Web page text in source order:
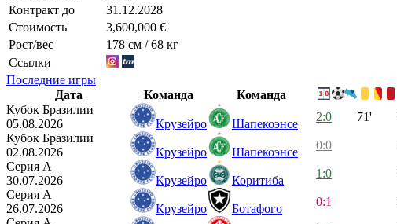
Контракт до
31.12.2028
Стоимость
3,600,000 €
Рост/вес
178 см / 68 кг
Ссылки
Последние игры
Дата
Команда
Команда
Кубок Бразилии
05.08.2026
Крузейро Шапекоэнсе
2:0 71'
Кубок Бразилии
02.08.2026
Крузейро Шапекоэнсе
0:0
Серия А
30.07.2026
Крузейро Коритиба
1:0
Серия А
26.07.2026
Крузейро Ботафого
0:1